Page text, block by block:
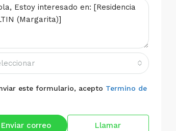
este formulario, acepto Termino de
Enviar correo Llamar